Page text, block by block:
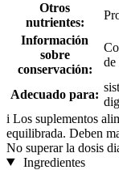
Otros
nutrientes:
Información
sobre
conservación:
de
Adecuado para:
i Los suplementos
equilibrada. Deben
No superar la dosis
Ingredientes